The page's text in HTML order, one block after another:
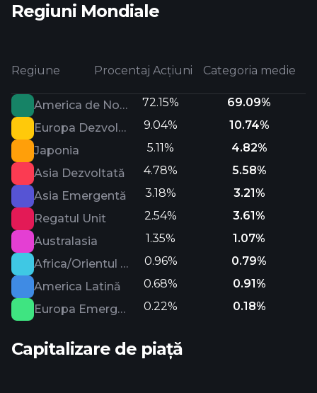
Regiuni Mondiale
Regiune Procentaj Acțiuni Categoria medie
America de Nord 72.15%
69.09%
Europa Dezvoltată
9.04%
10.74%
Japonia
5.11%
4.82%
Asia Dezvoltată
4.78%
5.58%
Asia Emergentă
3.18%
3.21%
Regatul Unit
2.54%
3.61%
Australasia
1.35%
1.07%
Africa/Orientul Mijlociu
0.96%
0.79%
America Latină
0.68%
0.91%
Europa Emergentă
0.22% 0.18%
Capitalizare de piață